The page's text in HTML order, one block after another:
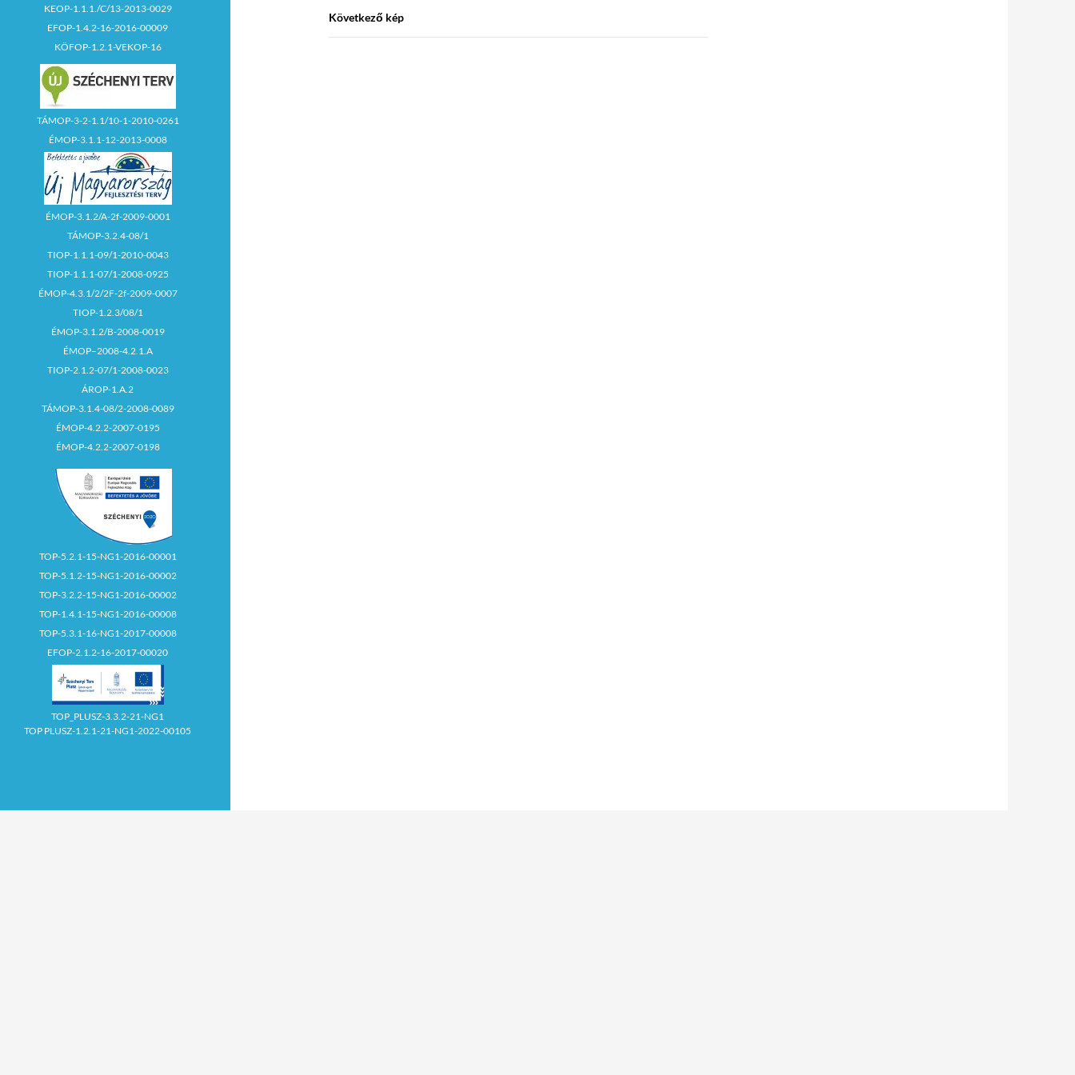
Következő kép
KEOP-1.1.1./C/13-2013-0029
EFOP-1.4.2-16-2016-00009
KÖFOP-1.2.1-VEKOP-16
TÁMOP-3-2-1.1/10-1-2010-0261
ÉMOP-3.1.1-12-2013-0008
ÉMOP-3.1.2/A-2f-2009-0001
TÁMOP-3.2.4-08/1
TIOP-1.1.1-09/1-2010-0043
TIOP-1.1.1-07/1-2008-0925
ÉMOP-4.3.1/2/2F-2f-2009-0007
TIOP-1.2.3/08/1
ÉMOP-3.1.2/B-2008-0019
ÉMOP–2008-4.2.1.A
TIOP-2.1.2-07/1-2008-0023
ÁROP-1.A.2
TÁMOP-3.1.4-08/2-2008-0089
ÉMOP-4.2.2-2007-0195
ÉMOP-4.2.2-2007-0198
TOP-5.2.1-15-NG1-2016-00001
TOP-5.1.2-15-NG1-2016-00002
TOP-3.2.2-15-NG1-2016-00002
TOP-1.4.1-15-NG1-2016-00008
TOP-5.3.1-16-NG1-2017-00008
EFOP-2.1.2-16-2017-00020
TOP_PLUSZ-3.3.2-21-NG1
TOP PLUSZ-1.2.1-21-NG1-2022-00105